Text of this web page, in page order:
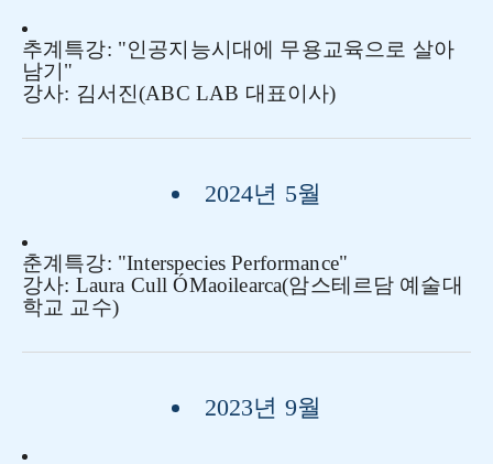
추계특강: "인공지능시대에 무용교육으로 살아
남기 "
강사: 김서진(ABC LAB 대표이사)
2024년 5월
춘계특강: "Interspecies Performance"
강사: Laura Cull ÓMaoilearca(암스테르담 예술대
학교 교수)
2023년 9월